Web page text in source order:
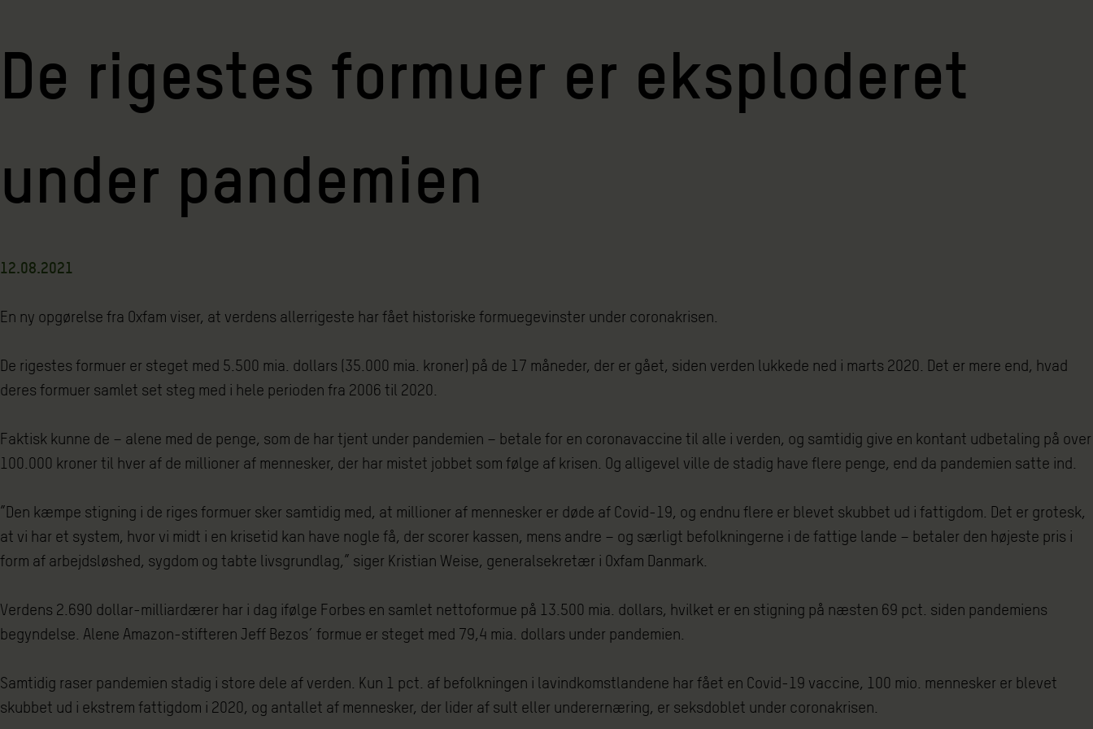
De rigestes formuer er eksploderet
under pandemien
12.08.2021
En ny opgørelse fra Oxfam viser, at verdens allerrigeste har fået historiske formuegevinster under coronakrisen.
De rigestes formuer er steget med 5.500 mia. dollars (35.000 mia. kroner) på de 17 måneder, der er gået, siden verden lukkede ned i marts 2020. Det er mere end, hvad
deres formuer samlet set steg med i hele perioden fra 2006 til 2020.
Faktisk kunne de – alene med de penge, som de har tjent under pandemien – betale for en coronavaccine til alle i verden, og samtidig give en kontant udbetaling på over
100.000 kroner til hver af de millioner af mennesker, der har mistet jobbet som følge af krisen. Og alligevel ville de stadig have flere penge, end da pandemien satte ind.
”Den kæmpe stigning i de riges formuer sker samtidig med, at millioner af mennesker er døde af Covid-19, og endnu flere er blevet skubbet ud i fattigdom. Det er grotesk,
at vi har et system, hvor vi midt i en krisetid kan have nogle få, der scorer kassen, mens andre – og særligt befolkningerne i de fattige lande – betaler den højeste pris i
form af arbejdsløshed, sygdom og tabte livsgrundlag,” siger Kristian Weise, generalsekretær i Oxfam Danmark.
Verdens 2.690 dollar-milliardærer har i dag ifølge Forbes en samlet nettoformue på 13.500 mia. dollars, hvilket er en stigning på næsten 69 pct. siden pandemiens
begyndelse. Alene Amazon-stifteren Jeff Bezos´ formue er steget med 79,4 mia. dollars under pandemien.
Samtidig raser pandemien stadig i store dele af verden. Kun 1 pct. af befolkningen i lavindkomstlandene har fået en Covid-19 vaccine, 100 mio. mennesker er blevet
skubbet ud i ekstrem fattigdom i 2020, og antallet af mennesker, der lider af sult eller underernæring, er seksdoblet under coronakrisen.